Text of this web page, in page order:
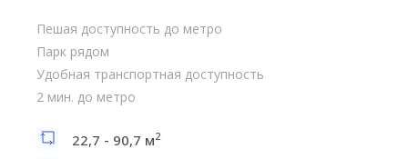
Пешая доступность до метро
Парк рядом
Удобная транспортная доступность
2 мин. до метро
22,7 - 90,7 м2